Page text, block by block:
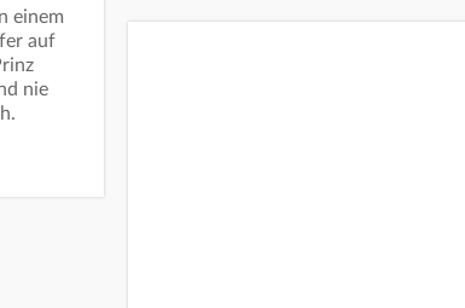
einem
auf
nie